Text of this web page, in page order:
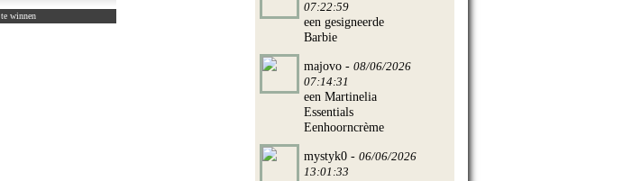
te winnen
07:22:59
een gesigneerde
Barbie
majovo - 08/06/2026
07:14:31
een Martinelia
Essentials
Eenhoorncrème
mystyk0 - 06/06/2026
13:01:33